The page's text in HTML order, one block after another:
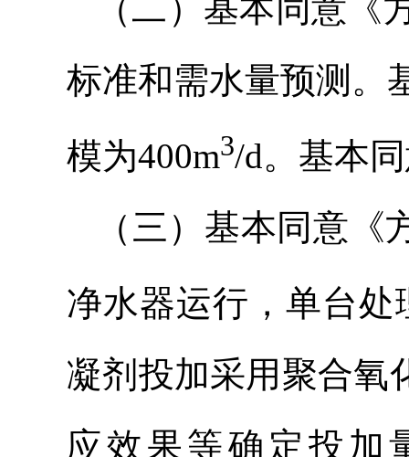
（二）基本同意
标准和需水量预测。
模为400m3/d。基本
（三）基本同意
净水器运行， 单台处
凝剂投加采用聚合氧
应效果等确定投加